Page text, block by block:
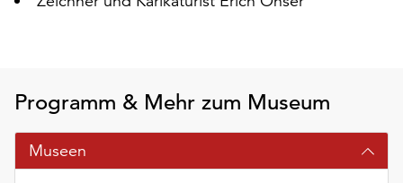
Ihr
und
widerrufen.
Dafür
steht
Ihnen
Programm & Mehr zum Museum
Museen